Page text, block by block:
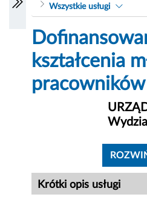
Wszystkie usługi
kształcenia
Krótki opis usługi